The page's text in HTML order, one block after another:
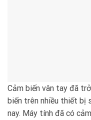
Cảm biến vân tay đã
biến trên nhiều thiết bị
nay. Máy tính đã có